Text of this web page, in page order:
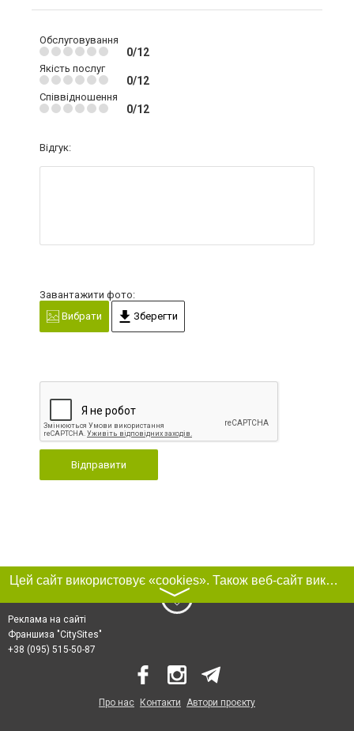
Обслуговування
0/12
Якість послуг
0/12
Співвідношення
0/12
Відгук:
Завантажити фото:
Вибрати
Зберегти
Відправити
Цей сайт використовує «cookies». Також веб-сайт використовує інтернет-сервіс для збору технічних даних стосовно відвідувачів з метою отримання маркетингової та статистичної інформації. Умови обробки даних відвідувачів сайту див.
〉
Реклама на сайті
Франшиза "CitySites"
+38 (095) 515-50-87
Про нас Контакти Автори проєкту